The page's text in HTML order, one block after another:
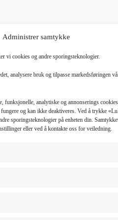
Administrer samtykke
vi cookies og andre sporingsteknologier.
analysere bruk og tilpasse markedsføringen
funksjonelle, analytiske og annonserings
og kan ikke deaktiveres. Ved å trykke
sporingsteknologier på enheten din.
eller ved å kontakte oss for veiledning.